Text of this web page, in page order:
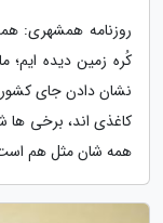
روزنامه همشهری:
کُره زمین دیده
نشان دادن جای
کاغذی اند، برخی ها
همه شان مثل هم است